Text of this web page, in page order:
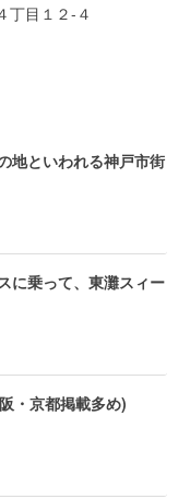
丁目１２-４
地といわれる神戸市街
に乗って、東灘スィー
・京都掲載多め)